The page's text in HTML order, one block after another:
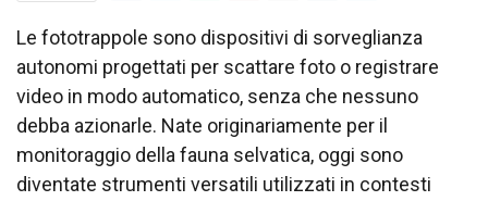
Le fototrappole sono dispositivi di sorveglianza
autonomi progettati per scattare foto o registrare
video in modo automatico, senza che nessuno
debba azionarle. Nate originariamente per il
monitoraggio della fauna selvatica, oggi sono
diventate strumenti versatili utilizzati in contesti